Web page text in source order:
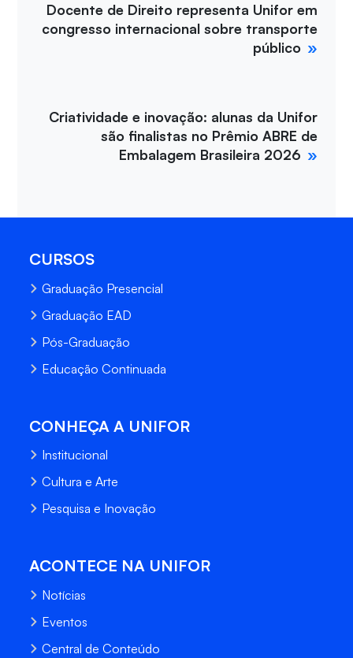
Docente de Direito representa Unifor em
congresso internacional sobre transporte
público
Criatividade e inovação: alunas da Unifor
são finalistas no Prêmio ABRE de
Embalagem Brasileira 2026
CURSOS
Graduação Presencial
Graduação EAD
Pós-Graduação
Educação Continuada
CONHEÇA A UNIFOR
Institucional
Cultura e Arte
Pesquisa e Inovação
ACONTECE NA UNIFOR
Notícias
Eventos
Central de Conteúdo